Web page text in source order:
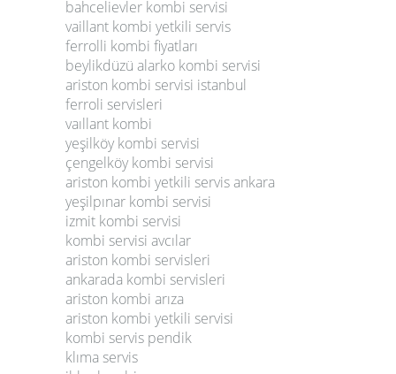
bahcelievler kombi servisi
vaillant kombi yetkili servis
ferrolli kombi fiyatları
beylikdüzü alarko kombi servisi
ariston kombi servisi istanbul
ferroli servisleri
vaıllant kombi
yeşilköy kombi servisi
çengelköy kombi servisi
ariston kombi yetkili servis ankara
yeşilpınar kombi servisi
izmit kombi servisi
kombi servisi avcılar
ariston kombi servisleri
ankarada kombi servisleri
ariston kombi arıza
ariston kombi yetkili servisi
kombi servis pendik
klıma servis